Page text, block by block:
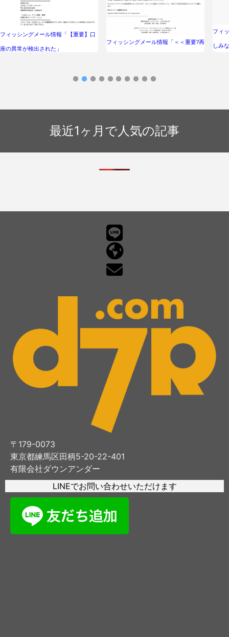
フィッシングメール情報「【重要】口
座の異常が検出された」
フィッシングメール情報「＜＜重要?再
フィ
しみ
最近1ヶ月で人気の記事
〒179-0073
東京都練馬区田柄5-20-22-401
有限会社ダウンアンダー
LINEでお問い合わせいただけます